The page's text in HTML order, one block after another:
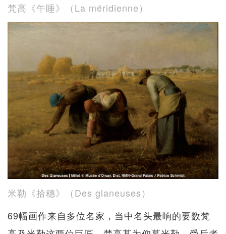
梵高《午睡》（La méridienne）
米勒《拾穗》（Des glaneuses）
69幅画作来自多位名家，当中名头最响的要数梵